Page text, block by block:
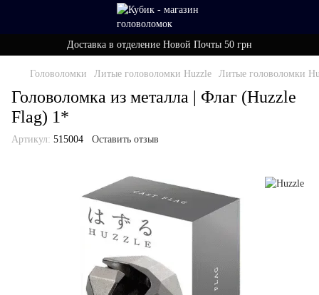
Доставка в отделение Новой Почты 50 грн
Головоломки Литые головоломки Huzzle Литые головоломки
Головоломка из металла | Флаг (Huzzle
Flag) 1*
Артикул: 515004 Оставить отзыв